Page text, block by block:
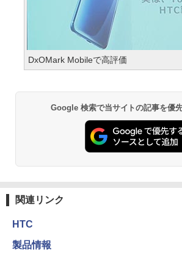
DxOMark Mobileで高評価
Google 検索で当サイトの記事を優
関連リンク
HTC
製品情報